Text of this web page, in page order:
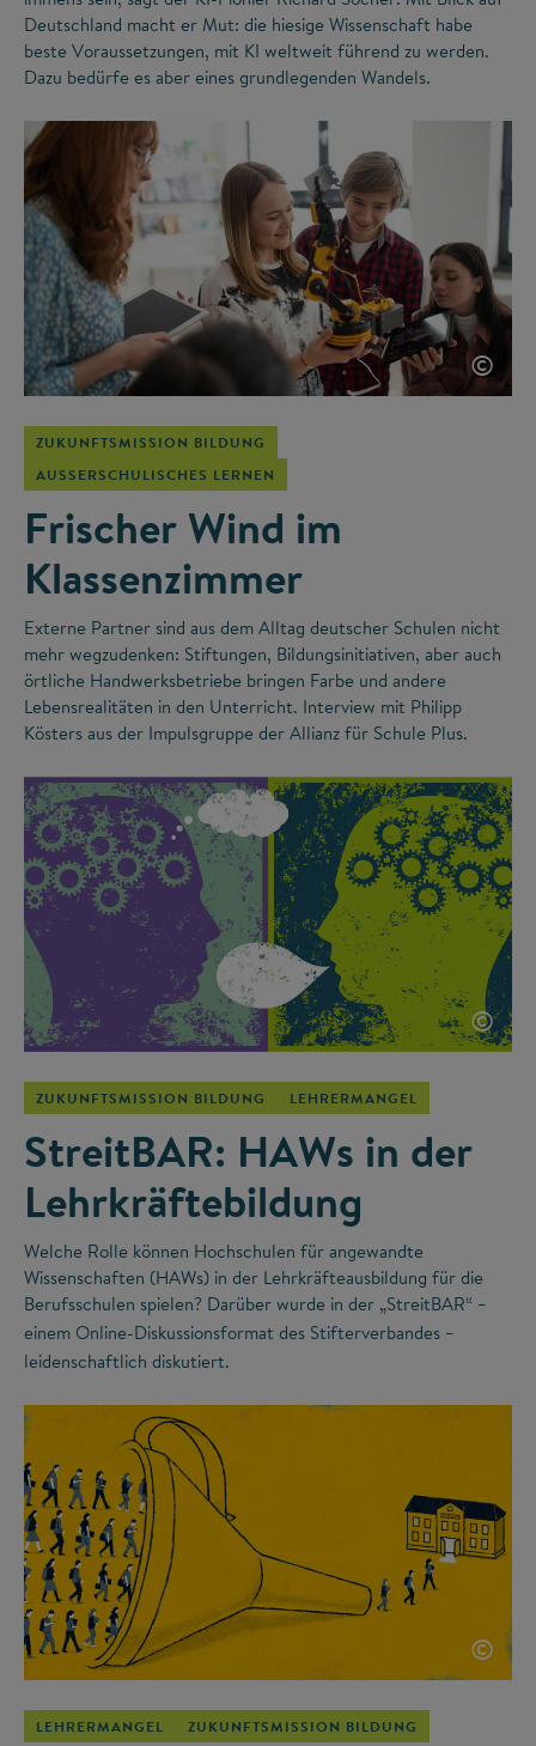
Deutschland macht er Mut: die hiesige Wissenschaft habe
beste Voraussetzungen, mit KI weltweit führend zu werden.
Dazu bedürfe es aber eines grundlegenden Wandels.
©
ZUKUNFTSMISSION BILDUNG
AUSSERSCHULISCHES LERNEN
Frischer Wind im
Klassenzimmer
Externe Partner sind aus dem Alltag deutscher Schulen nicht
mehr wegzudenken: Stiftungen, Bildungsinitiativen, aber auch
örtliche Handwerksbetriebe bringen Farbe und andere
Lebensrealitäten in den Unterricht. Interview mit Philipp
Kösters aus der Impulsgruppe der Allianz für Schule Plus.
©
ZUKUNFTSMISSION BILDUNG LEHRERMANGEL
StreitBAR: HAWs in der
Lehrkräftebildung
Welche Rolle können Hochschulen für angewandte
Wissenschaften (HAWs) in der Lehrkräfteausbildung für die
Berufsschulen spielen? Darüber wurde in der „StreitBAR“ –
einem Online-Diskussionsformat des Stifterverbandes –
leidenschaftlich diskutiert.
©
LEHRERMANGEL ZUKUNFTSMISSION BILDUNG